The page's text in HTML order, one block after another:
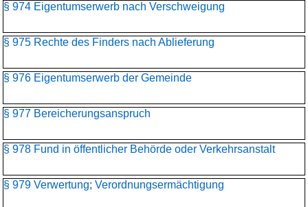
§ 974 Eigentumserwerb nach Verschweigung
§ 975 Rechte des Finders nach Ablieferung
§ 976 Eigentumserwerb der Gemeinde
§ 977 Bereicherungsanspruch
§ 978 Fund in öffentlicher Behörde oder Verkehrsanstalt
§ 979 Verwertung; Verordnungsermächtigung